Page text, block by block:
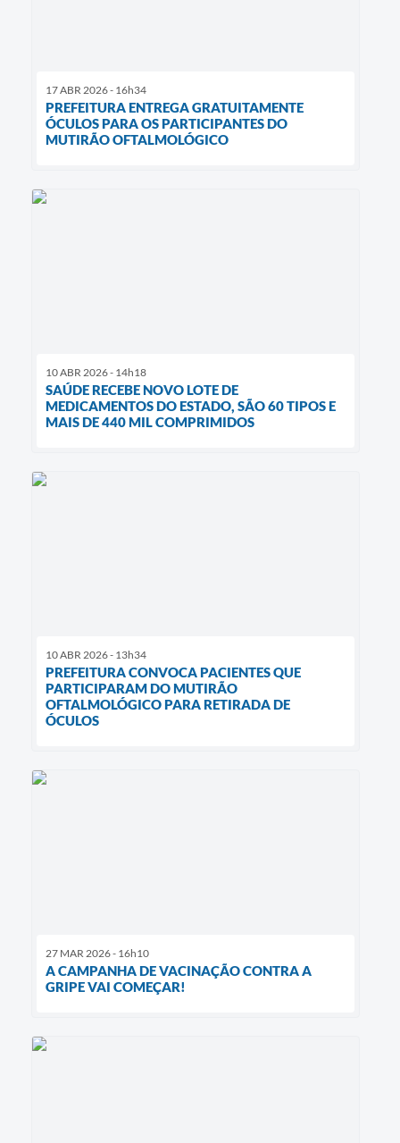
17 ABR 2026 - 16h34
PREFEITURA ENTREGA GRATUITAMENTE
ÓCULOS PARA OS PARTICIPANTES DO
MUTIRÃO OFTALMOLÓGICO
10 ABR 2026 - 14h18
SAÚDE RECEBE NOVO LOTE DE
MEDICAMENTOS DO ESTADO, SÃO 60 TIPOS E
MAIS DE 440 MIL COMPRIMIDOS
10 ABR 2026 - 13h34
PREFEITURA CONVOCA PACIENTES QUE
PARTICIPARAM DO MUTIRÃO
OFTALMOLÓGICO PARA RETIRADA DE
ÓCULOS
27 MAR 2026 - 16h10
A CAMPANHA DE VACINAÇÃO CONTRA A
GRIPE VAI COMEÇAR!